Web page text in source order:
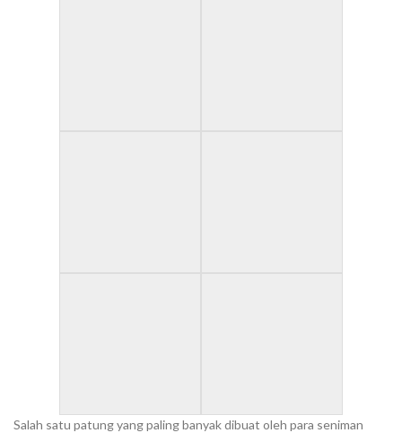
Salah satu patung yang paling banyak dibuat oleh para seniman